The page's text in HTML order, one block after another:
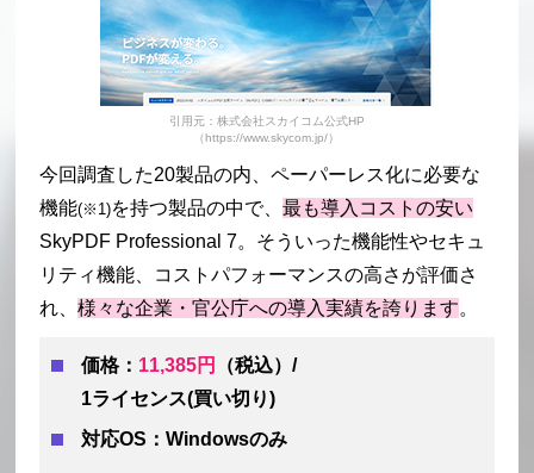
引用元：株式会社スカイコム公式HP
（https://www.skycom.jp/）
今回調査した20製品の内、ペーパーレス化に必要な
機能(※1)を持つ製品の中で、最も導入コストの安い
SkyPDF Professional 7。そういった機能性やセキュ
リティ機能、コストパフォーマンスの高さが評価さ
れ、様々な企業・官公庁への導入実績を誇ります。
価格： 11,385円
（税込）/
1ライセンス(買い切り)
対応OS：Windowsのみ